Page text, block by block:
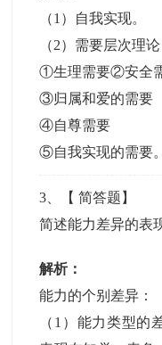
（1）自我实现。
（2）需要层次理论
①生理需要②安全
③归属和爱的需要
④自尊需要
⑤自我实现的需要。
3 、【简答题 】
简述能力差异的表
解析：
能力的个别差异：
（1）能力类型的